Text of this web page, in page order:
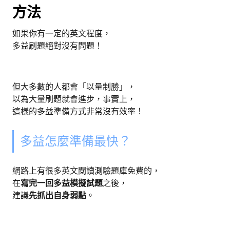
方法
如果你有一定的英文程度，
多益刷題絕對沒有問題！
但大多數的人都會「以量制勝」，
以為大量刷題就會進步，事實上，
這樣的多益準備方式非常沒有效率！
多益怎麼準備最快？
網路上有很多英文閱讀測驗題庫免費的，
在寫完一回多益模擬試題之後，
建議先抓出自身弱點 。